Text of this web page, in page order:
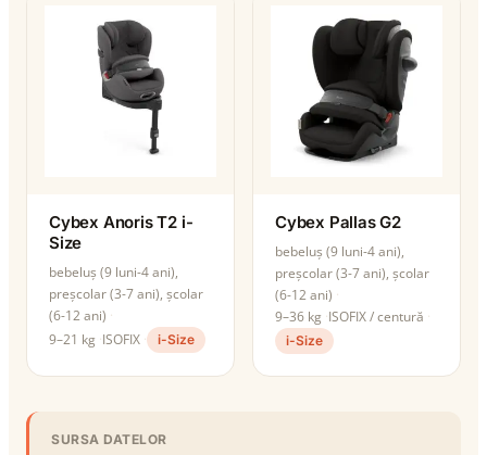
Cybex Anoris T2 i-
Size
bebeluș (9 luni-4 ani),
preșcolar (3-7 ani), școlar
(6-12 ani)
9–21 kg ISOFIX i-Size
Cybex Pallas G2
bebeluș (9 luni-4 ani),
preșcolar (3-7 ani), școlar
(6-12 ani)
9–36 kg ISOFIX / centură
i-Size
SURSA DATELOR